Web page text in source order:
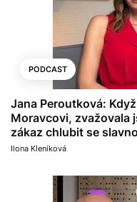
PODCAST
Jana Peroutková:
Moravcovi, zvažovala
zákaz chlubit se
Ilona Kleníková